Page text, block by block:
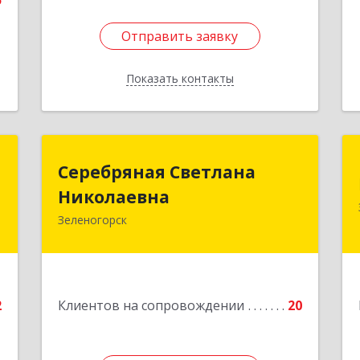
Отправить заявку
Показать контакты
Отправить заявку
Назад
Серебряная Светлана
Николаевна
Зеленогорск
Клиентов на сопровождении 20
Серебряная Светлана
Николаевна
Подробнее